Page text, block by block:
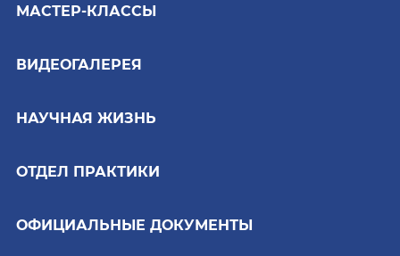
МАСТЕР-КЛАССЫ
ВИДЕОГАЛЕРЕЯ
НАУЧНАЯ ЖИЗНЬ
ОТДЕЛ ПРАКТИКИ
ОФИЦИАЛЬНЫЕ ДОКУМЕНТЫ